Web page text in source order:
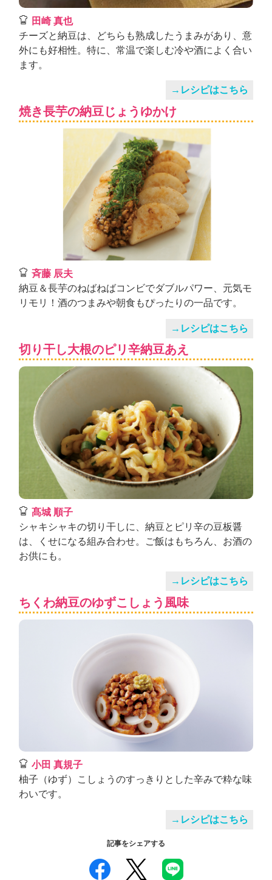
田崎 真也
チーズと納豆は、どちらも熟成したうまみがあり、意
外にも好相性。特に、常温で楽しむ冷や酒によく合い
ます。
→レシピはこちら
焼き長芋の納豆じょうゆかけ
斉藤 辰夫
納豆＆長芋のねばねばコンビでダブルパワー、元気モ
リモリ！酒のつまみや朝食もぴったりの一品です。
→レシピはこちら
切り干し大根のピリ辛納豆あえ
髙城 順子
シャキシャキの切り干しに、納豆とピリ辛の豆板醤
は、くせになる組み合わせ。ご飯はもちろん、お酒の
お供にも。
→レシピはこちら
ちくわ納豆のゆずこしょう風味
小田 真規子
柚子（ゆず）こしょうのすっきりとした辛みで粋な味
わいです。
→レシピはこちら
記事をシェアする